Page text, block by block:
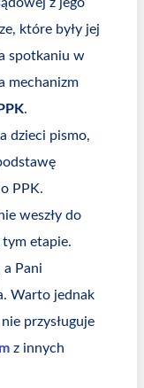
z jego
które były jej
spotkaniu w
mechanizm
.
dzieci pismo,
PPK.
weszły do
tym etapie.
a Pani
Warto jednak
przysługuje
z innych